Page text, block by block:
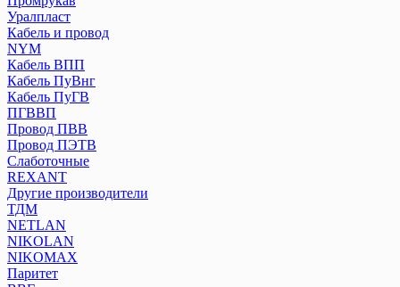
Уралпласт
Кабель и провод
NYM
Кабель ВПП
Кабель ПуВнг
Кабель ПуГВ
ПГВВП
Провод ПВВ
Провод ПЭТВ
Слаботочные
REXANT
Другие производители
ТДМ
NETLAN
NIKOLAN
NIKOMAX
Паритет